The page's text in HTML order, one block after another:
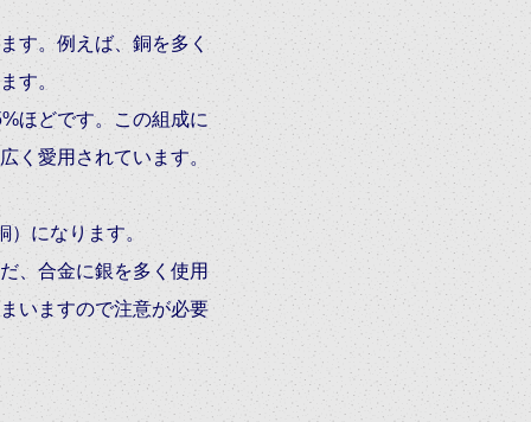
す。例えば、銅を多く
す。
ほどです。この組成に
く愛用されています。
）になります。
、合金に銀を多く使用
いますので注意が必要